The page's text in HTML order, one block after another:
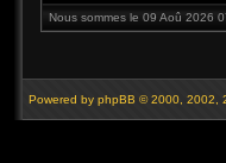
Nous sommes le 09 Aoû 2026
Powered by phpBB © 2000, 2002,